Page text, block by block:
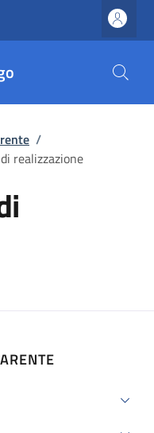
/
realizzazione